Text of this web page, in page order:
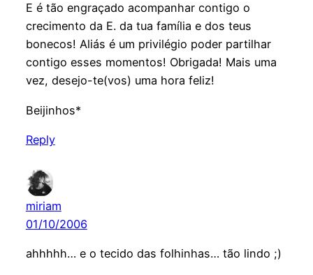
E é tão engraçado acompanhar contigo o
crecimento da E. da tua família e dos teus
bonecos! Aliás é um privilégio poder partilhar
contigo esses momentos! Obrigada! Mais uma
vez, desejo-te(vos) uma hora feliz!
Beijinhos*
Reply
miriam
01/10/2006
ahhhhh… e o tecido das folhinhas… tão lindo ;)